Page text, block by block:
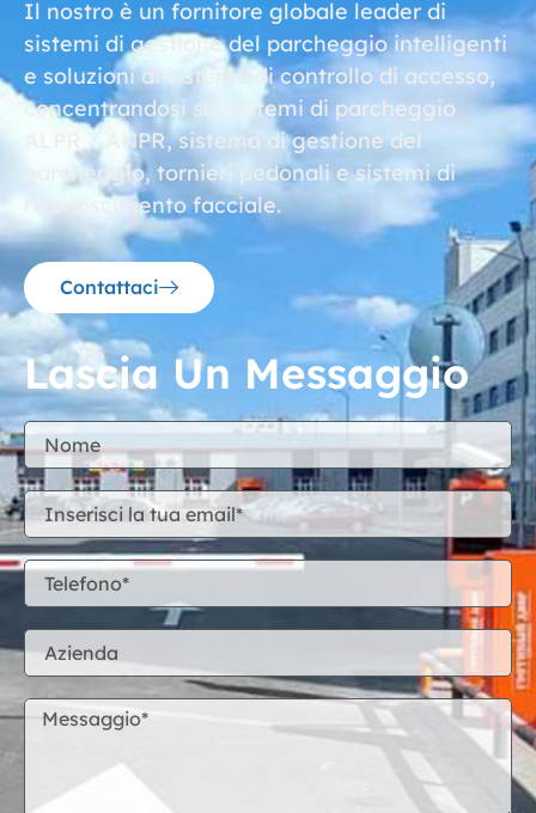
Il nostro è un fornitore globale leader di
sistemi di gestione del parcheggio intelligenti
e soluzioni di sistema di controllo di accesso,
concentrandosi sui sistemi di parcheggio
ALPR / ANPR, sistema di gestione del
parcheggio, tornieri pedonali e sistemi di
riconoscimento facciale.
Contattaci
Lascia Un Messaggio